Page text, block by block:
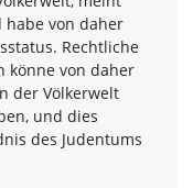
habe von daher
Rechtliche
könne von daher
der Völkerwelt
und dies
des Judentums